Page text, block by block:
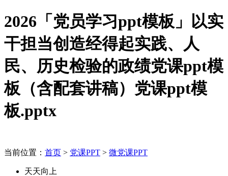
2026「党员学习ppt模板」以实
干担当创造经得起实践、人
民、历史检验的政绩党课ppt模
板（含配套讲稿）党课ppt模
板.pptx
当前位置： 首页 > 党课PPT > 微党课PPT
天天向上